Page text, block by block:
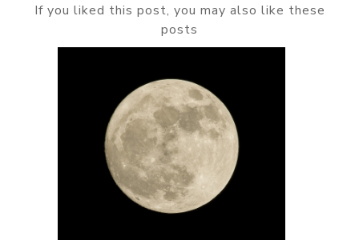
If you liked this post, you may also like these
posts